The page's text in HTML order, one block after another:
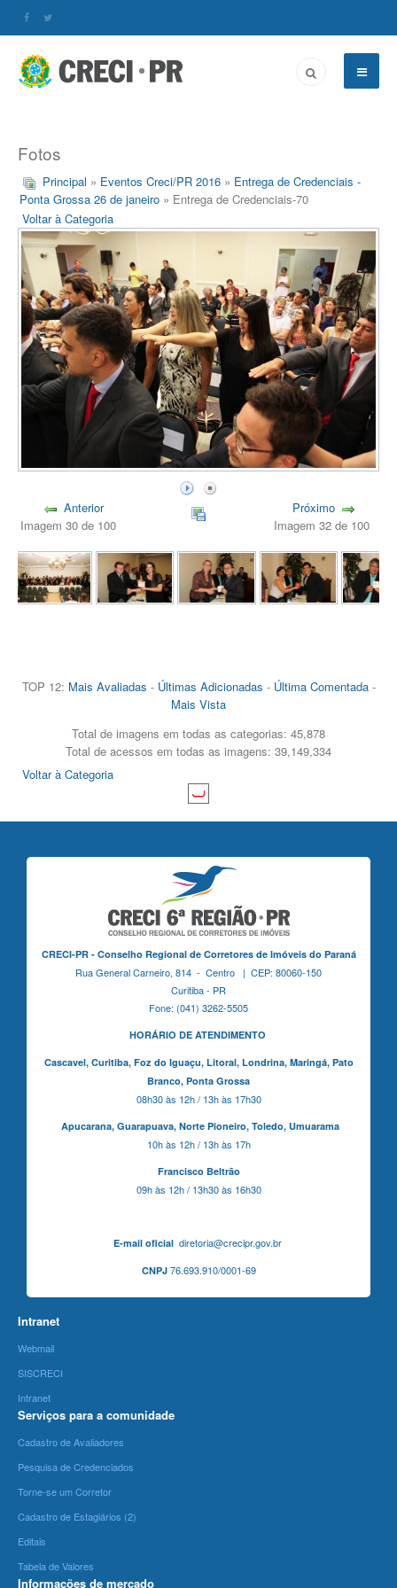
Fotos
Principal » Eventos Creci/PR 2016 » Entrega de Credenciais -
Ponta Grossa 26 de janeiro » Entrega de Credenciais-70
Voltar à Categoria
Anterior
Imagem 30 de 100
Próximo
Imagem 32 de 100
TOP 12: Mais Avaliadas - Últimas Adicionadas - Última Comentada-
Mais Vista
Total de imagens em todas as categorias: 45,878
Total de acessos em todas as imagens: 39,149,334
Voltar à Categoria
CRECI-PR - Conselho Regional de Corretores de Imóveis do Paraná
Rua General Carneiro, 814 - Centro | CEP: 80060-150
Curitiba - PR
Fone: (041) 3262-5505
HORÁRIO DE ATENDIMENTO
Cascavel, Curitiba,Foz do Iguaçu, Litoral, Londrina, Maringá, Pato
Branco, Ponta Grossa
08h30 às 12h / 13h às 17h30
Apucarana, Guarapuava, Norte Pioneiro, Toledo, Umuarama
10h às 12h / 13h às 17h
Francisco Beltrão
09h às 12h / 13h30 às 16h30
E-mail oficialdiretoria@crecipr.gov.br
CNPJ76.693.910/0001-69
Intranet
Webmail
SISCRECI
Intranet
Serviços para a comunidade
Cadastro de Avaliadores
Pesquisa de Credenciados
Torne-se um Corretor
Cadastro de Estagiários (2)
Editais
Tabela de Valores
Informações de mercado